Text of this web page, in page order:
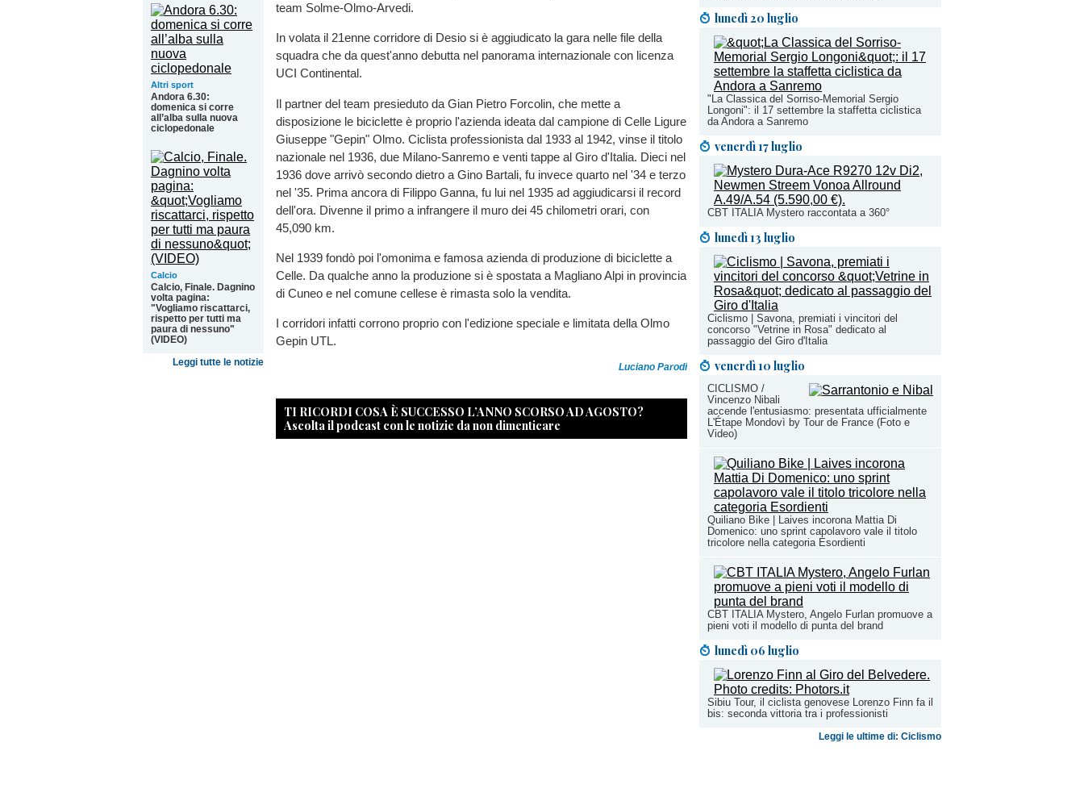
lunedì 20 luglio
"La Classica del Sorriso-Memorial Sergio
Longoni": il 17 settembre la staffetta ciclistica
da Andora a Sanremo
venerdì 17 luglio
CBT ITALIA Mystero raccontata a 360°
lunedì 13 luglio
Ciclismo | Savona, premiati i vincitori del
concorso "Vetrine in Rosa" dedicato al
passaggio del Giro d'Italia
venerdì 10 luglio
CICLISMO /
Vincenzo Nibali
accende l'entusiasmo: presentata ufficialmente
L'Étape Mondovì by Tour de France (Foto e
Video)
Quiliano Bike | Laives incorona Mattia Di
Domenico: uno sprint capolavoro vale il titolo
tricolore nella categoria Esordienti
CBT ITALIA Mystero, Angelo Furlan promuove a
pieni voti il modello di punta del brand
lunedì 06 luglio
Sibiu Tour, il ciclista genovese Lorenzo Finn fa il
bis: seconda vittoria tra i professionisti
Leggi le ultime di: Ciclismo
Altri sport
Andora 6.30:
domenica si corre
all’alba sulla nuova
ciclopedonale
Calcio
Calcio, Finale. Dagnino
volta pagina:
"Vogliamo riscattarci,
rispetto per tutti ma
paura di nessuno"
(VIDEO)
Leggi tutte le notizie
team Solme-Olmo-Arvedi.
In volata il 21enne corridore di Desio si è aggiudicato la gara nelle file della
squadra che da quest'anno debutta nel panorama internazionale con licenza
UCI Continental.
Il partner del team presieduto da Gian Pietro Forcolin, che mette a
disposizione le biciclette è proprio l'azienda ideata dal campione di Celle Ligure
Giuseppe "Gepin" Olmo. Ciclista professionista dal 1933 al 1942, vinse il titolo
nazionale nel 1936, due Milano-Sanremo e venti tappe al Giro d'Italia. Dieci nel
1936 dove arrivò secondo dietro a Gino Bartali, fu invece quarto nel '34 e terzo
nel '35. Prima ancora di Filippo Ganna, fu lui nel 1935 ad aggiudicarsi il record
dell'ora. Divenne il primo a infrangere il muro dei 45 chilometri orari, con
45,090 km.
Nel 1939 fondò poi l'omonima e famosa azienda di produzione di biciclette a
Celle. Da qualche anno la produzione si è spostata a Magliano Alpi in provincia
di Cuneo e nel comune cellese è rimasta solo la vendita.
I corridori infatti corrono proprio con l'edizione speciale e limitata della Olmo
Gepin UTL.
Luciano Parodi
TI RICORDI COSA È SUCCESSO L’ANNO SCORSO AD AGOSTO?
Ascolta il podcast con le notizie da non dimenticare